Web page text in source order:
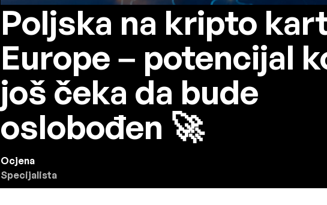
Poljska na kripto
Europe – potencijal
još čeka da bude
oslobođen 🚀
Ocjena
Specijalista